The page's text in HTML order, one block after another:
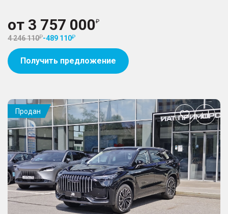
от 3 757 000
4 246 110 -489 110
Получить предложение
Продан
Добавить
в
избранное